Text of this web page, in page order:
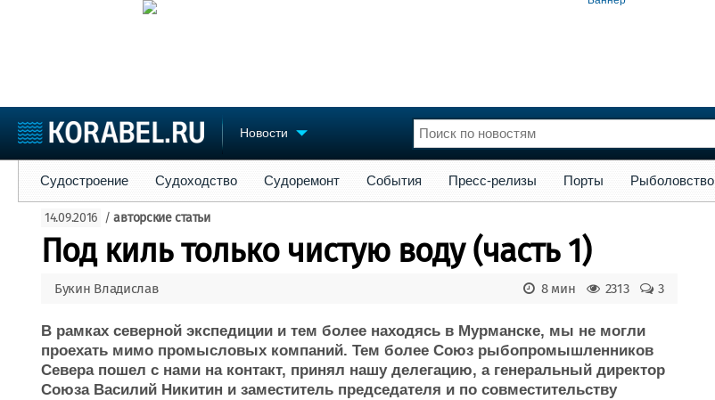
Новости
Судостроение
Пульс
Новости
Компании
Репутация
Крюинг
Журнал
Реклама
Торговая площадка
Доска объявлений
Продажа флота
Услуги
Конференции
Личности
Словарь
Флот
Форум
Все службы
Судостроение Судоходство Судоремонт События Пресс-релизы Порты Рыболовство
14.09.2016 /авторские статьи
Под киль только чистую воду (часть 1)
Букин Владислав 3
2313
8 мин
В рамках северной экспедиции и тем более находясь в Мурманске, мы не могли
проехать мимо промысловых компаний. Тем более Союз рыбопромышленников
Севера пошел с нами на контакт, принял нашу делегацию, а генеральный директор
Союза Василий Никитин и заместитель председателя и по совместительству